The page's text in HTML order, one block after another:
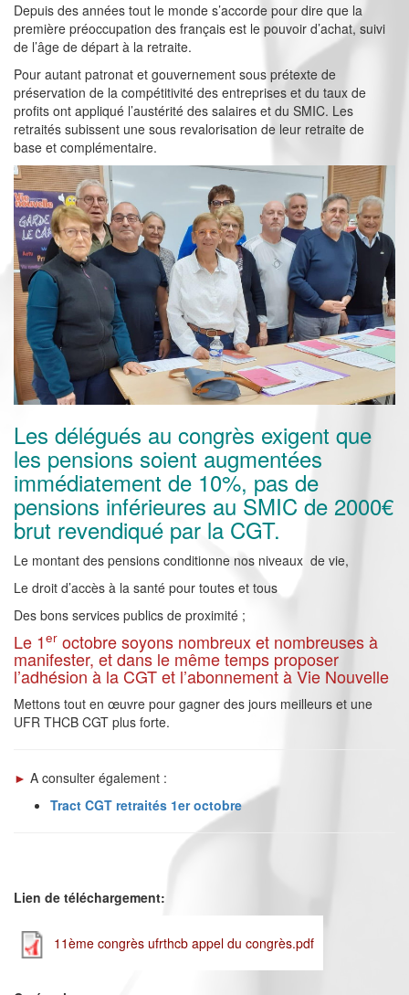
Depuis des années tout le monde s’accorde pour dire que la
première préoccupation des français est le pouvoir d’achat, suivi
de l’âge de départ à la retraite.
Pour autant patronat et gouvernement sous prétexte de
préservation de la compétitivité des entreprises et du taux de
profits ont appliqué l’austérité des salaires et du SMIC. Les
retraités subissent une sous revalorisation de leur retraite de
base et complémentaire.
Les délégués au congrès exigent que
les pensions soient augmentées
immédiatement de 10%, pas de
pensions inférieures au SMIC de 2000€
brut revendiqué par la CGT.
Le montant des pensions conditionne nos niveaux de vie,
Le droit d’accès à la santé pour toutes et tous
Des bons services publics de proximité ;
Le 1er octobre soyons nombreux et nombreuses à
manifester, et dans le même temps proposer
l’adhésion à la CGT et l’abonnement à Vie Nouvelle
Mettons tout en œuvre pour gagner des jours meilleurs et une
UFR THCB CGT plus forte.
► A consulter également :
Tract CGT retraités 1er octobre
Lien de téléchargement:
11ème congrès ufrthcb appel du congrès.pdf